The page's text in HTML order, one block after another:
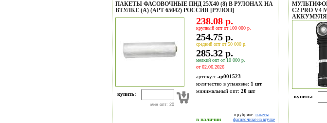
ПАКЕТЫ ФАСОВОЧНЫЕ ПНД 25X40 (8) В РУЛОНАХ НА
ВТУЛКЕ (A) (АРТ 65042) РОССИЯ [РУЛОН]
купить:
мин опт: 20
238.08 р.
крупный опт от 100 000 р.
254.75 р.
средний опт от 50 000 р.
285.32 р.
мелкий опт от 10 000 р.
от 02.06.2026
артикул: ap001523
количество в упаковке: 1 шт
минимальный опт: 20 шт
в наличии
в рубрике: пакеты
фасовочные на втулке
C2 PRO V4
купить: